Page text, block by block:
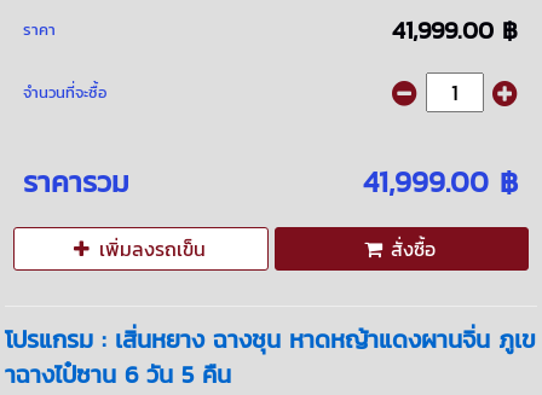
ราคา 41,999.00 ฿
จำนวนที่จะซื้อ
ราคารวม 41,999.00 ฿
เพิ่มลงรถเข็น สั่งซื้อ
โปรแกรม : เสิ่นหยาง ฉางชุน หาดหญ้าแดงผานจิ่น ภูเข
าฉางไป๋ซาน 6 วัน 5 คืน